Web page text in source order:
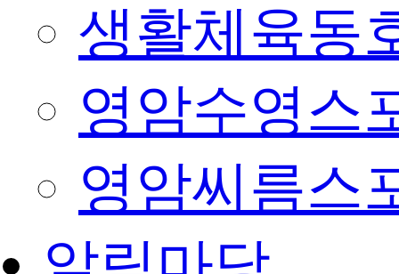
생활체육동
영암수영스
영암씨름스